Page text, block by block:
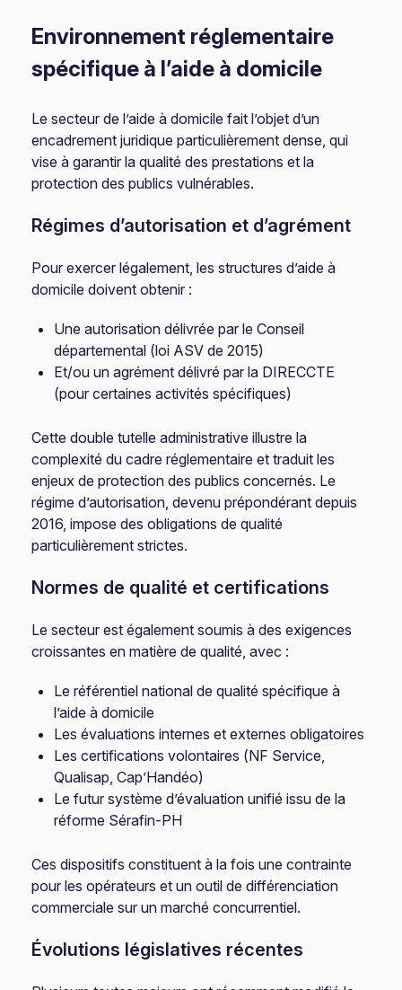
Environnement réglementaire
spécifique à l’aide à domicile
Le secteur de l’aide à domicile fait l’objet d’un
encadrement juridique particulièrement dense, qui
vise à garantir la qualité des prestations et la
protection des publics vulnérables.
Régimes d’autorisation et d’agrément
Pour exercer légalement, les structures d’aide à
domicile doivent obtenir :
Une autorisation délivrée par le Conseil
départemental (loi ASV de 2015)
Et/ou un agrément délivré par la DIRECCTE
(pour certaines activités spécifiques)
Cette double tutelle administrative illustre la
complexité du cadre réglementaire et traduit les
enjeux de protection des publics concernés. Le
régime d’autorisation, devenu prépondérant depuis
2016, impose des obligations de qualité
particulièrement strictes.
Normes de qualité et certifications
Le secteur est également soumis à des exigences
croissantes en matière de qualité, avec :
Le référentiel national de qualité spécifique à
l’aide à domicile
Les évaluations internes et externes obligatoires
Les certifications volontaires (NF Service,
Qualisap, Cap’Handéo)
Le futur système d’évaluation unifié issu de la
réforme Sérafin-PH
Ces dispositifs constituent à la fois une contrainte
pour les opérateurs et un outil de différenciation
commerciale sur un marché concurrentiel.
Évolutions législatives récentes